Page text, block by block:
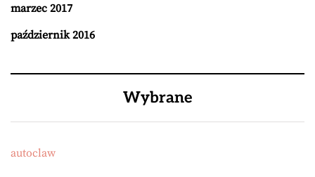
marzec 2017
październik 2016
Wybrane
autoclaw